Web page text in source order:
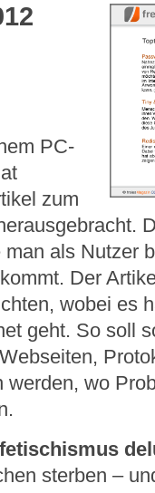
PC-
zum
als Nutzer
Der
wobei es
geht. So soll
wo
sterben –